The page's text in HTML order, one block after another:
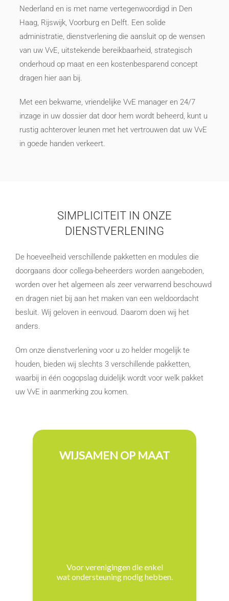
Nederland en is met name vertegenwoordigd in Den
Haag, Rijswijk, Voorburg en Delft. Een solide
administratie, dienstverlening die aansluit op de wensen
van uw VvE, uitstekende bereikbaarheid, strategisch
onderhoud op maat en een kostenbesparend concept
dragen hier aan bij.
Met een bekwame, vriendelijke VvE manager en 24/7
inzage in uw dossier dat door hem wordt beheerd, kunt u
rustig achterover leunen met het vertrouwen dat uw VvE
in goede handen verkeert.
SIMPLICITEIT IN ONZE
DIENSTVERLENING
De hoeveelheid verschillende pakketten en modules die
doorgaans door collega-beheerders worden aangeboden,
worden over het algemeen als zeer verwarrend beschouwd
en dragen niet bij aan het maken van een weldoordacht
besluit. Wij geloven in eenvoud. Daarom doen wij het
anders.
Om onze dienstverlening voor u zo helder mogelijk te
houden, bieden wij slechts 3 verschillende pakketten,
waarbij in één oogopslag duidelijk wordt voor welk pakket
uw VvE in aanmerking zou komen.
WIJSAMEN OP MAAT
Voor verenigingen die enkel
wat ondersteuning nodig hebben.